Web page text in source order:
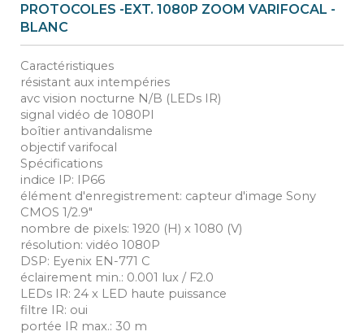
PROTOCOLES -EXT. 1080P ZOOM VARIFOCAL -
BLANC
Caractéristiques
résistant aux intempéries
avc vision nocturne N/B (LEDs IR)
signal vidéo de 1080Pl
boîtier antivandalisme
objectif varifocal
Spécifications
indice IP: IP66
élément d'enregistrement: capteur d'image Sony
CMOS 1/2.9"
nombre de pixels: 1920 (H) x 1080 (V)
résolution: vidéo 1080P
DSP: Eyenix EN-771 C
éclairement min.: 0.001 lux / F2.0
LEDs IR: 24 x LED haute puissance
filtre IR: oui
portée IR max.: 30 m